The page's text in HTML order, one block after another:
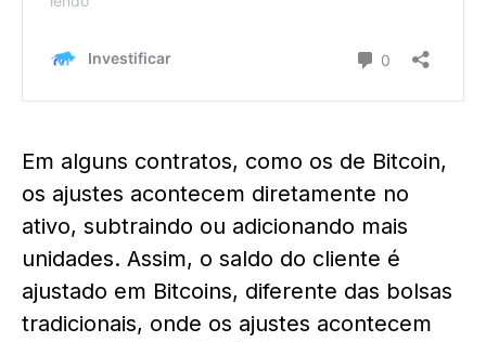
Em alguns contratos, como os de Bitcoin,
os ajustes acontecem diretamente no
ativo, subtraindo ou adicionando mais
unidades. Assim, o saldo do cliente é
ajustado em Bitcoins, diferente das bolsas
tradicionais, onde os ajustes acontecem